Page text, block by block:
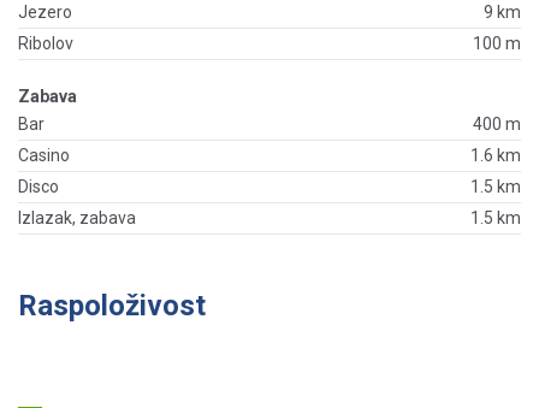
Jezero
9 km
Ribolov
100 m
Zabava
Bar
400 m
Casino
1.6 km
Disco
1.5 km
Izlazak, zabava
1.5 km
Raspoloživost